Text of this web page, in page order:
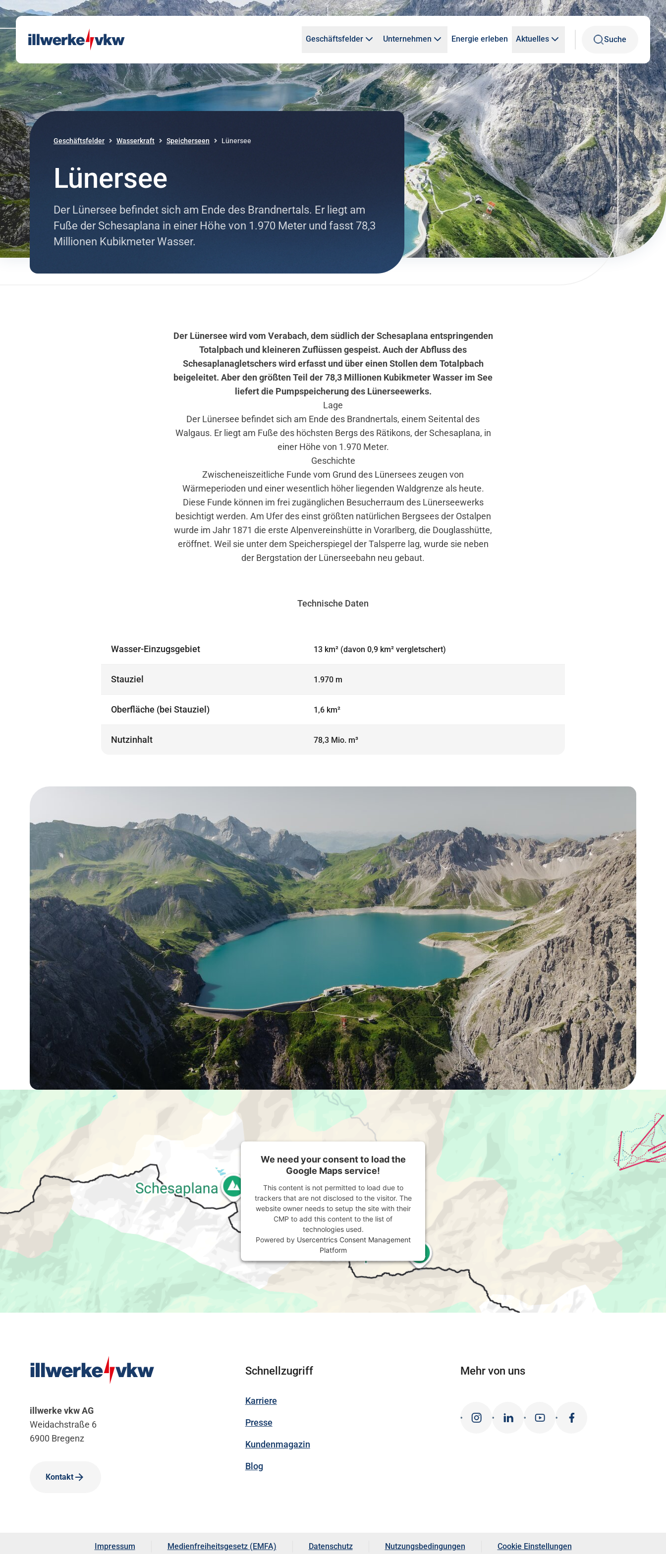
Direkt zum Inhalt
Direkt zur Navigation
Geschäftsfelder Unternehmen Energie erleben Aktuelles Suche
Geschäftsfelder Wasserkraft Speicherseen Lünersee
Lünersee
Der Lünersee befindet sich am Ende des Brandnertals. Er liegt am
Fuße der Schesaplana in einer Höhe von 1.970 Meter und fasst 78,3
Millionen Kubikmeter Wasser.
Der Lünersee wird vom Verabach, dem südlich der Schesaplana entspringenden
Totalpbach und kleineren Zuflüssen gespeist. Auch der Abfluss des
Schesaplanagletschers wird erfasst und über einen Stollen dem Totalpbach
beigeleitet. Aber den größten Teil der 78,3 Millionen Kubikmeter Wasser im See
liefert die Pumpspeicherung des Lünerseewerks.
Lage
Der Lünersee befindet sich am Ende des Brandnertals, einem Seitental des
Walgaus. Er liegt am Fuße des höchsten Bergs des Rätikons, der Schesaplana, in
einer Höhe von 1.970 Meter.
Geschichte
Zwischeneiszeitliche Funde vom Grund des Lünersees zeugen von
Wärmeperioden und einer wesentlich höher liegenden Waldgrenze als heute.
Diese Funde können im frei zugänglichen Besucherraum des Lünerseewerks
besichtigt werden. Am Ufer des einst größten natürlichen Bergsees der Ostalpen
wurde im Jahr 1871 die erste Alpenvereinshütte in Vorarlberg, die Douglasshütte,
eröffnet. Weil sie unter dem Speicherspiegel der Talsperre lag, wurde sie neben
der Bergstation der Lünerseebahn neu gebaut.
Technische Daten
Wasser-Einzugsgebiet 13 km² (davon 0,9 km² vergletschert)
Stauziel 1.970 m
Oberfläche (bei Stauziel) 1,6 km²
Nutzinhalt 78,3 Mio. m³
We need your consent to load the
Google Maps service!
This content is not permitted to load due to
trackers that are not disclosed to the visitor. The
website owner needs to setup the site with their
CMP to add this content to the list of
technologies used.
Powered by Usercentrics Consent Management
Platform
illwerke vkw AG
Weidachstraße 6
6900 Bregenz
Kontakt
Schnellzugriff
Karriere
Presse
Kundenmagazin
Blog
Mehr von uns
Impressum Medienfreiheitsgesetz (EMFA) Datenschutz Nutzungsbedingungen Cookie Einstellungen